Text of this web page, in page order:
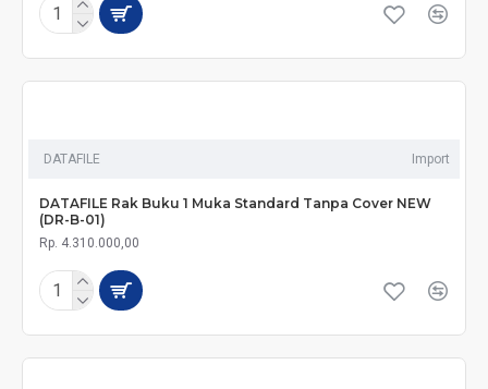
DATAFILE Import
DATAFILE Rak Buku 1 Muka Standard Tanpa Cover NEW
(DR-B-01)
Rp. 4.310.000,00